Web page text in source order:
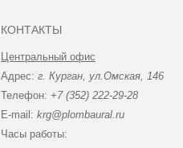
КОНТАКТЫ
Центральный офис
Адрес: г. Курган, ул.Омская, 146
Телефон: +7 (352) 222-29-28
E-mail: krg@plombaural.ru
Часы работы: